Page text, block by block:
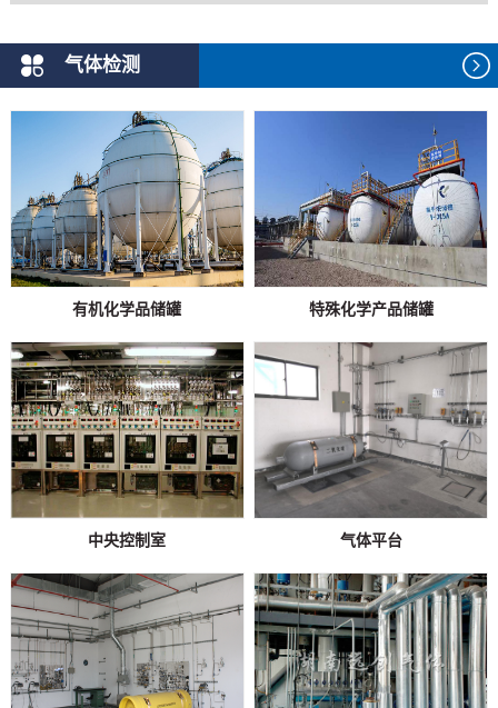
气体检测
有机化学品储罐 特殊化学产品储罐
中央控制室 气体平台